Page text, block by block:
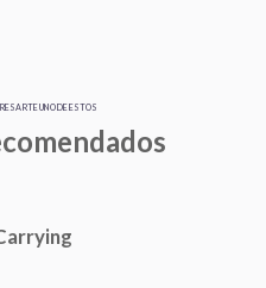
UNO DE ESTOS